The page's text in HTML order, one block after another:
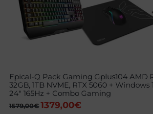
Epical-Q Pack Gaming Gplus104 AMD
32GB, 1TB NVME, RTX 5060 + Windows
24″ 165Hz + Combo Gaming
1579,00€ El
1379,00€